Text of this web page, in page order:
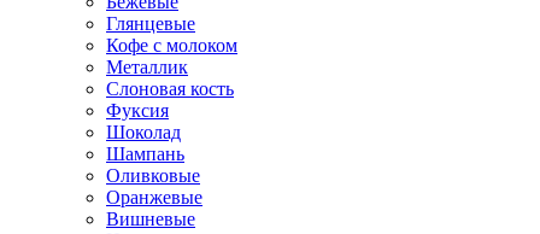
Глянцевые
Кофе с молоком
Металлик
Слоновая кость
Фуксия
Шоколад
Шампань
Оливковые
Оранжевые
Вишневые